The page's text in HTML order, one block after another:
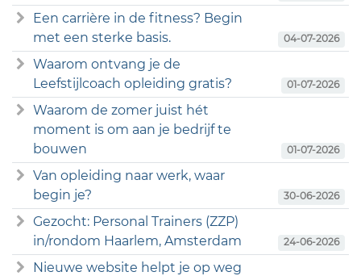
Een carrière in de fitness? Begin
met een sterke basis.
04-07-2026
Waarom ontvang je de
Leefstijlcoach opleiding gratis?
01-07-2026
Waarom de zomer juist hét
moment is om aan je bedrijf te
bouwen
01-07-2026
Van opleiding naar werk, waar
begin je?
30-06-2026
Gezocht: Personal Trainers (ZZP)
in/rondom Haarlem, Amsterdam
24-06-2026
Nieuwe website helpt je op weg